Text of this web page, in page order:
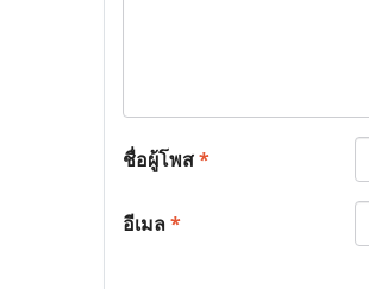
ชื่อผู้โพส*
อีเมล*